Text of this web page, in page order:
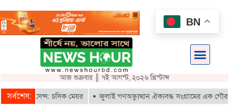
আজ শুক্রবার ║ ৭ই আগস্ট, ২০২৬ খ্রিস্টাব্দ
সর্বশেষ:
লাইসেন্স: চসিক মেয়র জুলাই গণঅভ্যুত্থান ঐক্যবদ্ধ সংগ্রামের এক গৌরবময়
BN